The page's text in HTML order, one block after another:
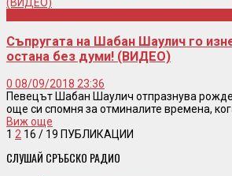
Съпругата на Шабан Шаулич го
остана без думи! (ВИДЕО)
0 08/09/2018 23:36
Певецът Шабан Шаулич отпразнува
още си спомня за отминалите времена,
Виж още
1 2 16 / 19 ПУБЛИКАЦИИ
СЛУШАЙ СРЪБСКО РАДИО